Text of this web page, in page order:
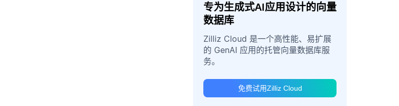
专为生成式AI应用设计的向量
数据库
Zilliz Cloud 是一个高性能、易扩展
的 GenAI 应用的托管向量数据库服
务。
免费试用Zilliz Cloud